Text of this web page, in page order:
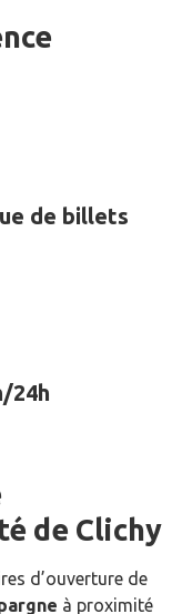
de billets
24h
de Clichy
d’ouverture de
à proximité